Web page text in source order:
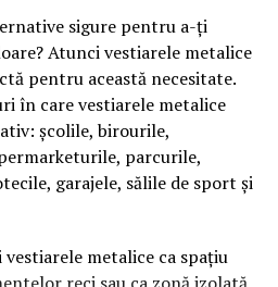
sigure pentru a-ţi
Atunci vestiarele metalice
pentru această necesitate.
în care vestiarele metalice
școlile, birourile,
parcurile,
garajele, sălile de sport și
vestiarele metalice ca spațiu